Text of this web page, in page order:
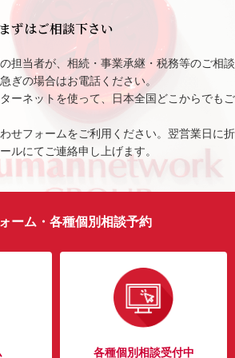
まずはご相談下さい
担当者が、相続・事業承継・税務等のご相談
ぎの場合はお電話ください。
ーネットを使って、日本全国どこからでもご
せフォームをご利用ください。翌営業日に折
ルにてご連絡申し上げます。
ーム・各種個別相談予約
各種個別相談受付中